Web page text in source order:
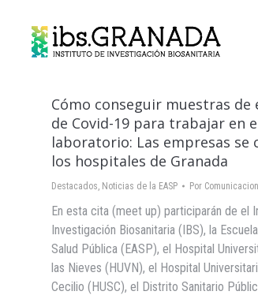
Cómo conseguir muestras de
de Covid-19 para trabajar en
laboratorio: Las empresas se
los hospitales de Granada
Destacados, Noticias de la EASP Por Comunicacion
En esta cita (meet up) participarán de el
Investigación Biosanitaria (IBS), la
Salud Pública (EASP), el Hospital
las Nieves (HUVN), el Hospital
Cecilio (HUSC), el Distrito Sanitario